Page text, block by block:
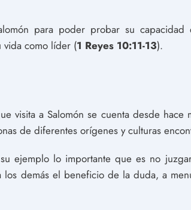
para poder probar su
vida como líder (1 Reyes 10:11-13).
visita a Salomón se cuenta desde
de diferentes orígenes y culturas
ejemplo lo importante que es no
los demás el beneficio de la duda, a